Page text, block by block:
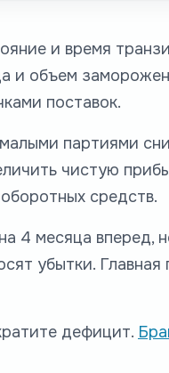
и время
и объем
поставок.
партиями
чистую
средств.
4 месяца вперед,
убытки.
дефицит.